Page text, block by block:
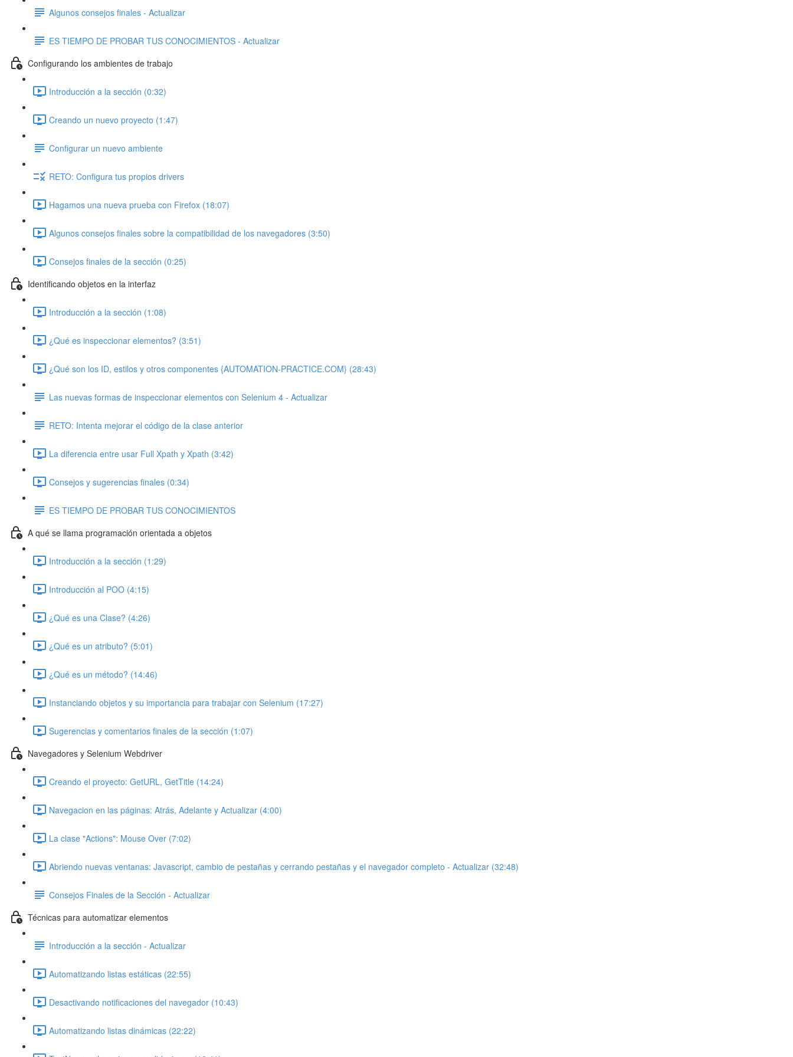
Algunos consejos finales - Actualizar
ES TIEMPO DE PROBAR TUS CONOCIMIENTOS - Actualizar
Configurando los ambientes de trabajo
Introducción a la sección (0:32)
Creando un nuevo proyecto (1:47)
Configurar un nuevo ambiente
RETO: Configura tus propios drivers
Hagamos una nueva prueba con Firefox (18:07)
Algunos consejos finales sobre la compatibilidad de los navegadores (3:50)
Consejos finales de la sección (0:25)
Identificando objetos en la interfaz
Introducción a la sección (1:08)
¿Qué es inspeccionar elementos? (3:51)
¿Qué son los ID, estilos y otros componentes {AUTOMATION-PRACTICE.COM} (28:43)
Las nuevas formas de inspeccionar elementos con Selenium 4 - Actualizar
RETO: Intenta mejorar el código de la clase anterior
La diferencia entre usar Full Xpath y Xpath (3:42)
Consejos y sugerencias finales (0:34)
ES TIEMPO DE PROBAR TUS CONOCIMIENTOS
A qué se llama programación orientada a objetos
Introducción a la sección (1:29)
Introducción al POO (4:15)
¿Qué es una Clase? (4:26)
¿Qué es un atributo? (5:01)
¿Qué es un método? (14:46)
Instanciando objetos y su importancia para trabajar con Selenium (17:27)
Sugerencias y comentarios finales de la sección (1:07)
Navegadores y Selenium Webdriver
Creando el proyecto: GetURL, GetTitle (14:24)
Navegacion en las páginas: Atrás, Adelante y Actualizar (4:00)
La clase "Actions": Mouse Over (7:02)
Abriendo nuevas ventanas: Javascript, cambio de pestañas y cerrando pestañas y el navegador completo - Actualizar (32:48)
Consejos Finales de la Sección - Actualizar
Técnicas para automatizar elementos
Introducción a la sección - Actualizar
Automatizando listas estáticas (22:55)
Desactivando notificaciones del navegador (10:43)
Automatizando listas dinámicas (22:22)